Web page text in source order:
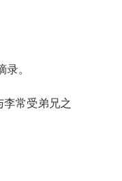
。
常受弟兄之